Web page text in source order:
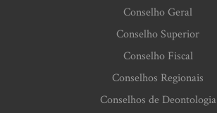
Conselho Geral
Conselho Superior
Conselho Fiscal
Conselhos Regionais
Conselhos de Deontologia